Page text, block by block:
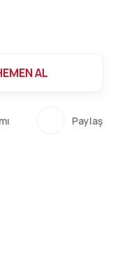
AL
Paylaş